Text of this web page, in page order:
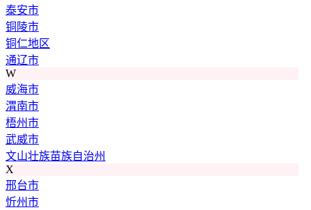
泰安市
铜陵市
铜仁地区
通辽市
W
威海市
渭南市
梧州市
武威市
文山壮族苗族自治州
X
邢台市
忻州市